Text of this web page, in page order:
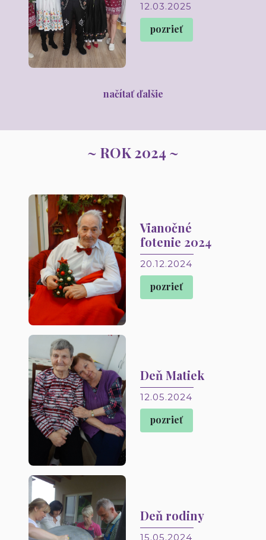
12.03.2025
pozrieť
načítať ďalšie
~ ROK 2024 ~
Vianočné
fotenie 2024
20.12.2024
pozrieť
Deň Matiek
12.05.2024
pozrieť
Deň rodiny
15.05.2024